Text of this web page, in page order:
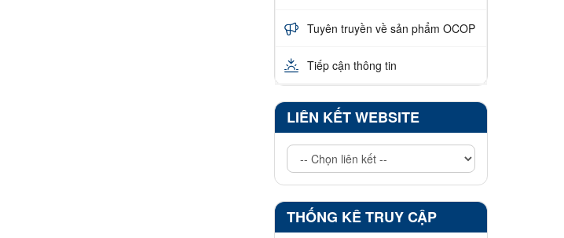
Tuyên truyền về sản phẩm OCOP
Tiếp cận thông tin
LIÊN KẾT WEBSITE
THỐNG KÊ TRUY CẬP